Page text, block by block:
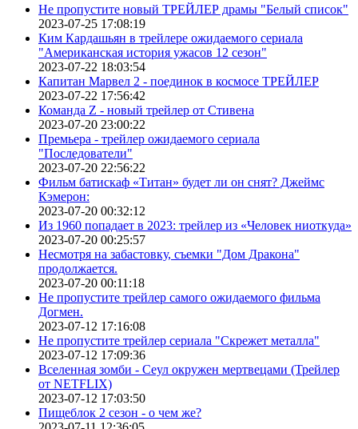
Не пропустите новый ТРЕЙЛЕР драмы "Белый список"
2023-07-25 17:08:19
Ким Кардашьян в трейлере ожидаемого сериала
"Американская история ужасов 12 сезон"
2023-07-22 18:03:54
Капитан Марвел 2 - поединок в космосе ТРЕЙЛЕР
2023-07-22 17:56:42
Команда Z - новый трейлер от Стивена
2023-07-20 23:00:22
Премьера - трейлер ожидаемого сериала
"Последователи"
2023-07-20 22:56:22
Фильм батискаф «Титан» будет ли он снят? Джеймс
Кэмерон:
2023-07-20 00:32:12
Из 1960 попадает в 2023: трейлер из «Человек ниоткуда»
2023-07-20 00:25:57
Несмотря на забастовку, съемки "Дом Дракона"
продолжается.
2023-07-20 00:11:18
Не пропустите трейлер самого ожидаемого фильма
Догмен.
2023-07-12 17:16:08
Не пропустите трейлер сериала "Скрежет металла"
2023-07-12 17:09:36
Вселенная зомби - Сеул окружен мертвецами (Трейлер
от NETFLIX)
2023-07-12 17:03:50
Пищеблок 2 сезон - о чем же?